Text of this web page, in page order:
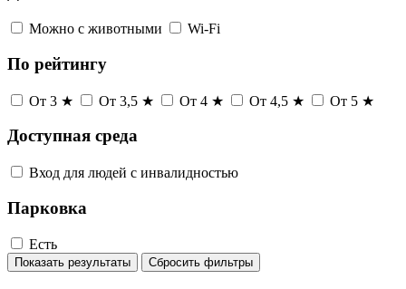
Можно с животными Wi-Fi
По рейтингу
От 3 ★ От 3,5 ★ От 4 ★ От 4,5 ★ От 5 ★
Доступная среда
Вход для людей с инвалидностью
Парковка
Есть
Показать результаты Сбросить фильтры